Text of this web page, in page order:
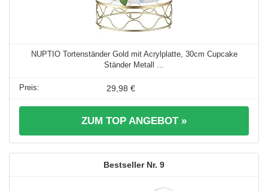
NUPTIO Tortenständer Gold mit Acrylplatte, 30cm Cupcake
Ständer Metall ...
29,98 €
ZUM TOP ANGEBOT »
9